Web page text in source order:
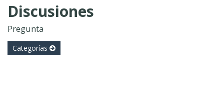
Discusiones
Pregunta
Categorías